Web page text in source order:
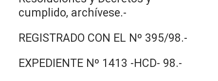
cumplido, archívese.-
REGISTRADO CON EL Nº 395/98.-
EXPEDIENTE Nº 1413 -HCD- 98.-